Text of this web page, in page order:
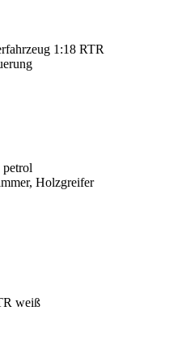
1:18 RTR
Holzgreifer
weiß